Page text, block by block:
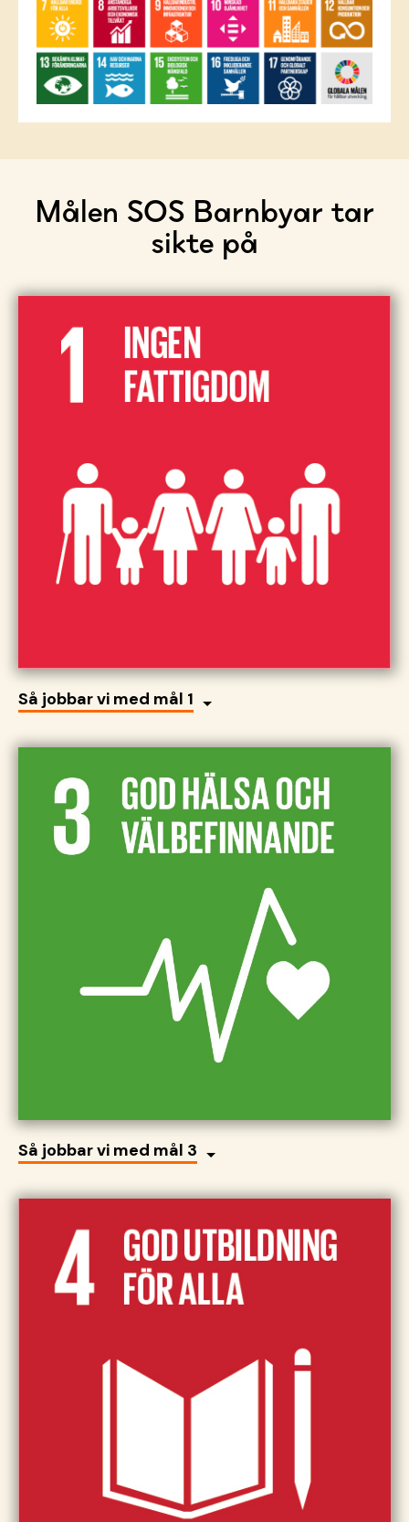
Målen SOS Barnbyar tar
sikte på
Så jobbar vi med mål 1
Så jobbar vi med mål 3